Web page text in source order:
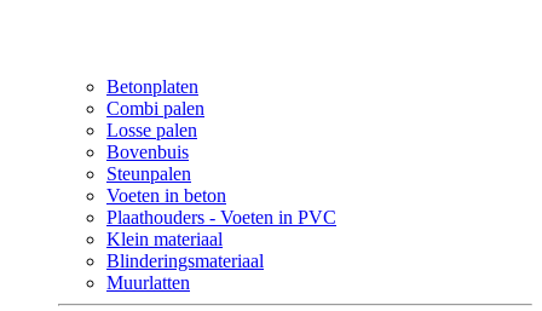
Betonplaten
Combi palen
Losse palen
Bovenbuis
Steunpalen
Voeten in beton
Plaathouders - Voeten in PVC
Klein materiaal
Blinderingsmateriaal
Muurlatten